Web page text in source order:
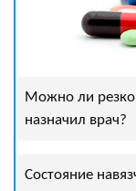
Можно ли резко
назначил врач?
Состояние